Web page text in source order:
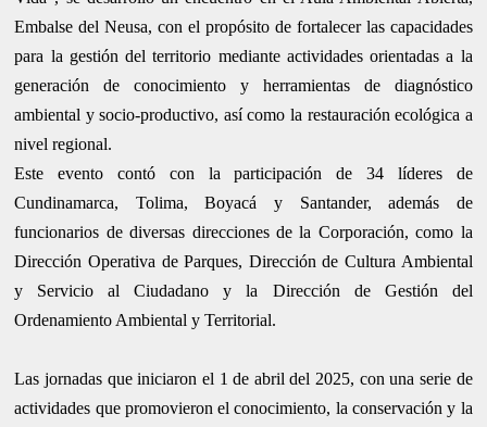
Embalse del Neusa, con el propósito de fortalecer las capacidades
para la gestión del territorio mediante actividades orientadas a la
generación de conocimiento y herramientas de diagnóstico
ambiental y socio-productivo, así como la restauración ecológica a
nivel regional.
Este evento contó con la participación de 34 líderes de
Cundinamarca, Tolima, Boyacá y Santander, además de
funcionarios de diversas direcciones de la Corporación, como la
Dirección Operativa de Parques, Dirección de Cultura Ambiental
y Servicio al Ciudadano y la Dirección de Gestión del
Ordenamiento Ambiental y Territorial.
Las jornadas que iniciaron el 1 de abril del 2025, con una serie de
actividades que promovieron el conocimiento, la conservación y la